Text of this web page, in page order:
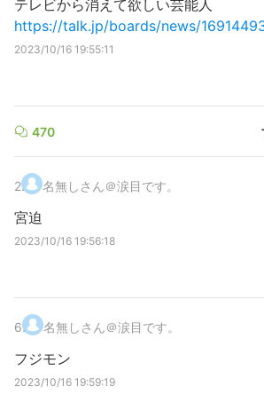
テレビから消えて欲しい芸能人
https://talk.jp/boards/news/
2023/10/16 19:55:11
470
2. 名無しさん＠涙目です。
宮迫
2023/10/16 19:56:18
6. 名無しさん＠涙目です。
フジモン
2023/10/16 19:59:19